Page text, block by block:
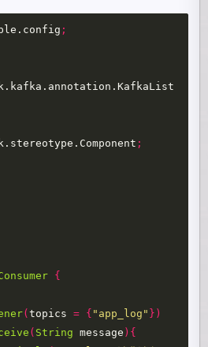
;
;
{
(topics = { "app_log" })
( String message ){